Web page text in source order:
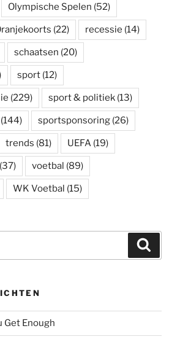
Olympische Spelen (52)
(22) recessie (14)
schaatsen (20)
sport (12)
(229) sport & politiek (13)
(144) sportsponsoring (26)
trends (81) UEFA (19)
(37) voetbal (89)
WK Voetbal (15)
Get Enough